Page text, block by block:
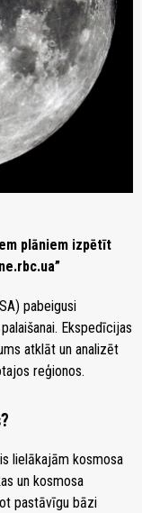
plāniem izpētīt
pabeigusi
Ekspedīcijas
atklāt un analizēt
reģionos.
lielākajām kosmosa
un kosmosa
pastāvīgu bāzi